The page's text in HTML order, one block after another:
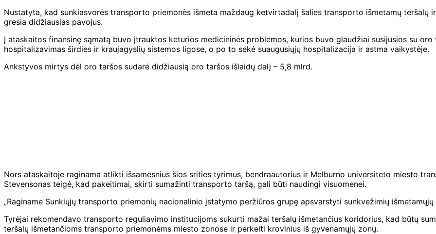
Nustatyta, kad sunkiasvorės transporto priemonės išmeta maždaug ketvirtadalį šalies transporto išmetamų
gresia didžiausias pavojus.
Į ataskaitos finansinę sąmatą buvo įtrauktos keturios medicininės problemos, kurios buvo glaudžiai susijusios su
hospitalizavimas širdies ir kraujagyslių sistemos ligose, o po to sekė suaugusiųjų hospitalizacija ir astma vaikystėje.
Ankstyvos mirtys dėl oro taršos sudarė didžiausią oro taršos išlaidų dalį – 5,8 mlrd.
Nors ataskaitoje raginama atlikti išsamesnius šios srities tyrimus, bendraautorius ir Melburno universiteto miesto
Stevensonas teigė, kad pakeitimai, skirti sumažinti transporto taršą, gali būti naudingi visuomenei.
„Raginame Sunkiųjų transporto priemonių nacionalinio įstatymo peržiūros grupę apsvarstyti sunkvežimių
Tyrėjai rekomendavo transporto reguliavimo institucijoms sukurti mažai teršalų išmetančius koridorius, kad būtų
teršalų išmetančioms transporto priemonėms miesto zonose ir perkelti krovinius iš gyvenamųjų zonų.